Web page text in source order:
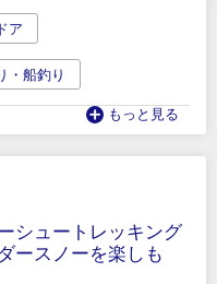
ア
・船釣り
もっと見る
シュートレッキング
ースノーを楽しも